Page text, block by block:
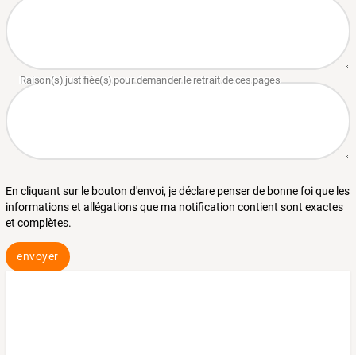
En cliquant sur le bouton d'envoi, je déclare penser de bonne foi que les
informations et allégations que ma notification contient sont exactes
et complètes.
envoyer